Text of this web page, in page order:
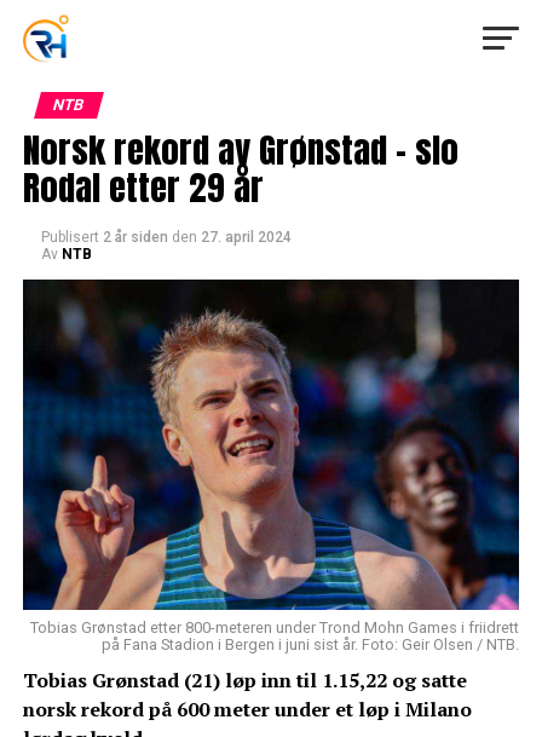
NTB
Norsk rekord av Grønstad – slo
Rodal etter 29 år
Publisert 2 år siden den 27. april 2024
Av NTB
Tobias Grønstad etter 800-meteren under Trond Mohn Games i friidrett
på Fana Stadion i Bergen i juni sist år. Foto: Geir Olsen / NTB.
Tobias Grønstad (21) løp inn til 1.15,22 og satte
norsk rekord på 600 meter under et løp i Milano